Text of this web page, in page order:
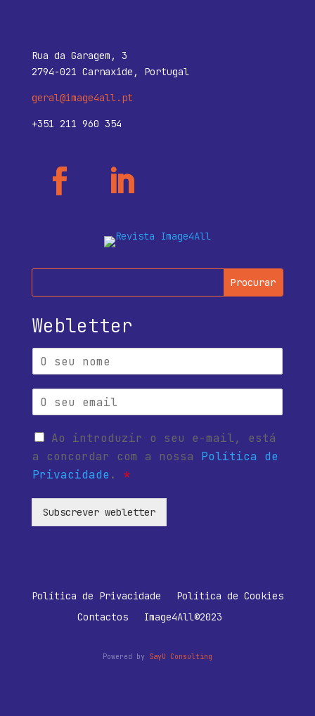
Rua da Garagem, 3
2794-021 Carnaxide, Portugal
geral@image4all.pt
+351 211 960 354
Webletter
Ao introduzir o seu e-mail, está
a concordar com a nossa Política de
Privacidade . *
Subscrever webletter
Política de Privacidade
Política de Cookies
Contactos
Image4All©2023
Powered by SayU Consulting